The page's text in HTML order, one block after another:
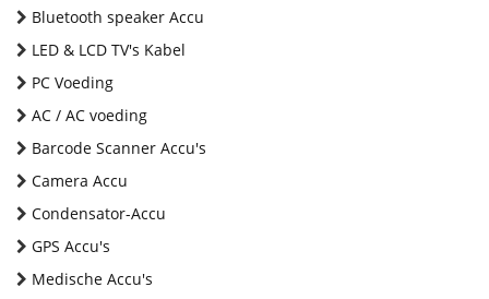
Bluetooth speaker Accu
LED & LCD TV's Kabel
PC Voeding
AC / AC voeding
Barcode Scanner Accu's
Camera Accu
Condensator-Accu
GPS Accu's
Medische Accu's